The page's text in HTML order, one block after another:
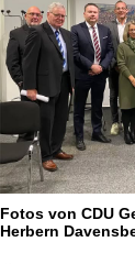
Fotos von CDU
Herbern